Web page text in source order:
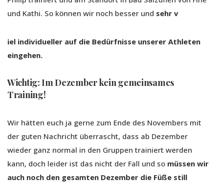
und Kathi. So können wir noch besser und sehr v
iel individueller auf die Bedürfnisse unserer Athleten
eingehen.
Wichtig: Im Dezember kein gemeinsames
Training!
Wir hätten euch ja gerne zum Ende des Novembers mit
der guten Nachricht überrascht, dass ab Dezember
wieder ganz normal in den Gruppen trainiert werden
kann, doch leider ist das nicht der Fall und so müssen wir
auch noch den gesamten Dezember die Füße still